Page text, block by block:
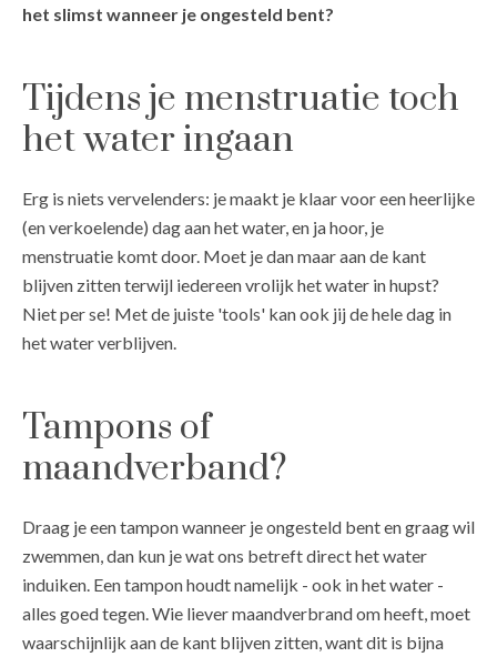
het slimst wanneer je ongesteld bent?
Tijdens je menstruatie toch
het water ingaan
Erg is niets vervelenders: je maakt je klaar voor een heerlijke
(en verkoelende) dag aan het water, en ja hoor, je
menstruatie komt door. Moet je dan maar aan de kant
blijven zitten terwijl iedereen vrolijk het water in hupst?
Niet per se! Met de juiste 'tools' kan ook jij de hele dag in
het water verblijven.
Tampons of
maandverband?
Draag je een tampon wanneer je ongesteld bent en graag wil
zwemmen, dan kun je wat ons betreft direct het water
induiken. Een tampon houdt namelijk - ook in het water -
alles goed tegen. Wie liever maandverbrand om heeft, moet
waarschijnlijk aan de kant blijven zitten, want dit is bijna